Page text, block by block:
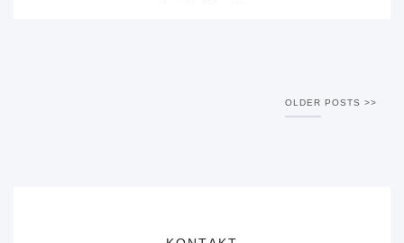
OLDER POSTS